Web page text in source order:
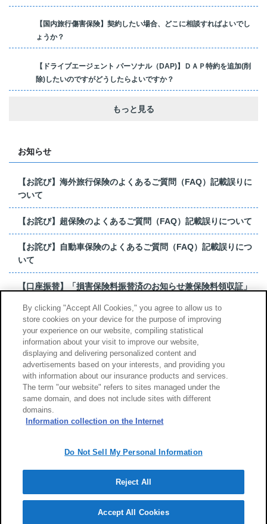
【国内旅行傷害保険】契約したい場合、どこに相談すればよいでし
ょうか？
【ドライブエージェント パーソナル（DAP)】ＤＡＰ特約を追加(削
除)したいのですがどうしたらよいですか？
もっと見る
お知らせ
【お詫び】海外旅行保険のよくあるご質問（FAQ）記載誤りに
ついて
【お詫び】超保険のよくあるご質問（FAQ）記載誤りについて
【お詫び】自動車保険のよくあるご質問（FAQ）記載誤りにつ
いて
【口座振替】「損害保険料振替済のお知らせ兼保険料領収証」
【お詫び】超保険のよくあるご質問（FAQ）記載誤りについて
もっと見る
サイトのご利用について
勧誘方針
Copyright (c) Tokio Marine & Nichido Fire Insurance Co., Ltd.
By clicking "Accept All Cookies," you agree to allow us to
store cookies on your device for the purpose of improving
your experience on our website, compiling statistical
information about your visit to improve our website,
displaying and delivering personalized content and
advertisements based on your interests, and providing you
with information about our insurance products and services.
The term "our website" refers to sites managed under the
same domain, and does not include sites with different
domains.
Information collection on the Internet
Do Not Sell My Personal Information
Reject All
Accept All Cookies